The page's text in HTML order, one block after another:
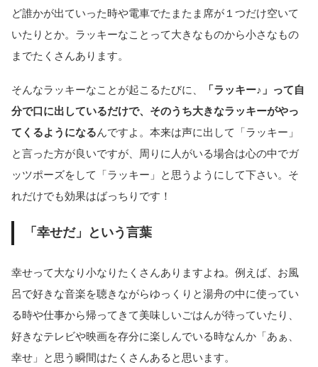
ど誰かが出ていった時や電車でたまたま席が１つだけ空いて
いたりとか。ラッキーなことって大きなものから小さなもの
までたくさんあります。
そんなラッキーなことが起こるたびに、
「ラッキー♪」って自
分で口に出しているだけで、そのうち大きなラッキーがやっ
てくるようになるんですよ。本来は声に出して「ラッキー」
と言った方が良いですが、周りに人がいる場合は心の中でガ
ッツポーズをして「ラッキー」と思うようにして下さい。そ
れだけでも効果はばっちりです！
「幸せだ」という言葉
幸せって大なり小なりたくさんありますよね。例えば、お風
呂で好きな音楽を聴きながらゆっくりと湯舟の中に使ってい
る時や仕事から帰ってきて美味しいごはんが待っていたり、
好きなテレビや映画を存分に楽しんでいる時なんか「あぁ、
幸せ」と思う瞬間はたくさんあると思います。